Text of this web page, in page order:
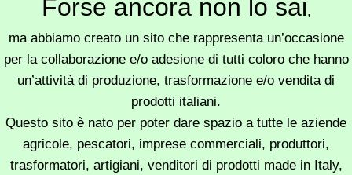
Forse ancora non lo sai,
ma abbiamo creato un sito che rappresenta un’occasione
per la collaborazione e/o adesione di tutti coloro che hanno
un’attività di produzione, trasformazione e/o vendita di
prodotti italiani.
Questo sito è nato per poter dare spazio a tutte le aziende
agricole, pescatori, imprese commerciali, produttori,
trasformatori, artigiani, venditori di prodotti made in Italy,